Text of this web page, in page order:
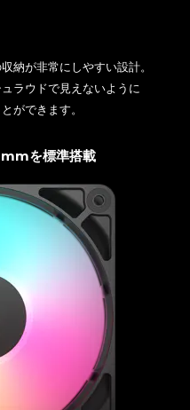
納が非常にしやすい設計。
ラウドで見えないように
ができます。
を標準搭載